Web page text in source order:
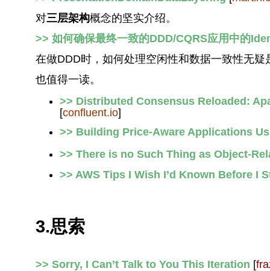
对三层架构概念的坚实介绍。
>> 如何确保最终一致的DDD/CQRS应用中的
在做DDD时，如何处理空闲性和数据一致性无
也值得一读。
>> Distributed Consensus Reloaded:
[confluent.io]
>> Building Price-Aware Applications
>> There is no Such Thing as Object-
>> AWS Tips I Wish I’d Known Before I
3.思索
>> Sorry, I Can’t Talk to You This Iteration [